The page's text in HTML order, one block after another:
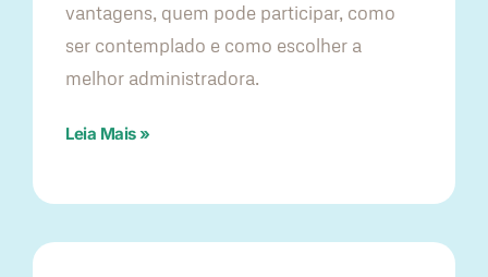
vantagens, quem pode participar, como
ser contemplado e como escolher a
melhor administradora.
Leia Mais »